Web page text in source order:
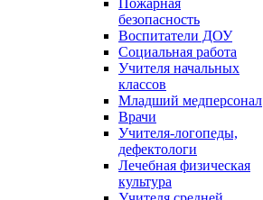
Пожарная
безопасность
Воспитатели ДОУ
Социальная работа
Учителя начальных
классов
Младший медперсонал
Врачи
Учителя-логопеды,
дефектологи
Лечебная физическая
культура